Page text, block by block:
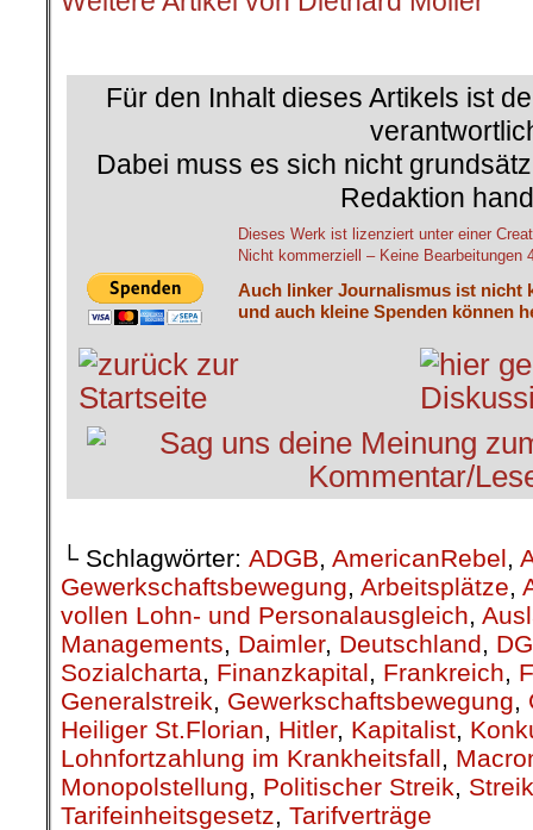
Für den Inhalt dieses Artikels ist
Dabei muss es sich nicht
Redaktion
Dieses Werk ist lizenziert unter einer
Nicht kommerziell – Keine Bearbeitungen
Auch linker Journalismus ist nicht
und auch kleine Spenden können
└ Schlagwörter: ADGB AmericanRebel
Gewerkschaftsbewegung Arbeitsplätze
vollen Lohn- und Personalausgleich
Managements
Daimler, Deutschland
Sozialcharta
Finanzkapital Frankreich
Generalstreik
Gewerkschaftsbewegung
Heiliger St.Florian
Hitler, Kapitalist
Lohnfortzahlung im Krankheitsfall
Monopolstellung
Politischer Streik
Tarifeinheitsgesetz Tarifverträge